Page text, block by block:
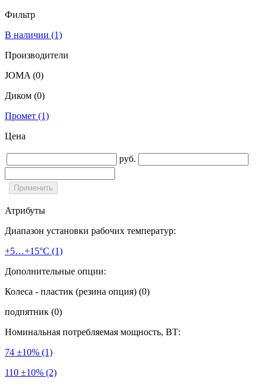
Фильтр
В наличии (1)
Производители
JOMA (0)
Диком (0)
Промет (1)
Цена
руб.
Атрибуты
Диапазон установки рабочих температур:
+5…+15°С (1)
Дополнительные опции:
Колеса - пластик (резина опция) (0)
подпятник (0)
Номинальная потребляемая мощность, ВТ:
74 ±10% (1)
110 ±10% (2)